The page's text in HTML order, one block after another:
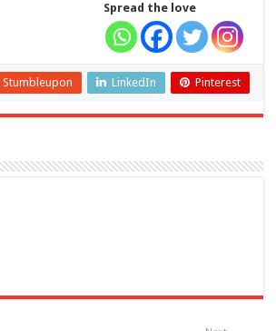
Spread the love
Stumbleupon LinkedIn Pinterest